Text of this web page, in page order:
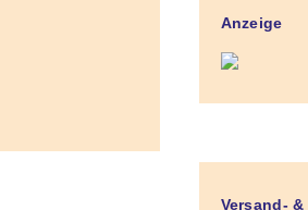
Anzeige
Versand-